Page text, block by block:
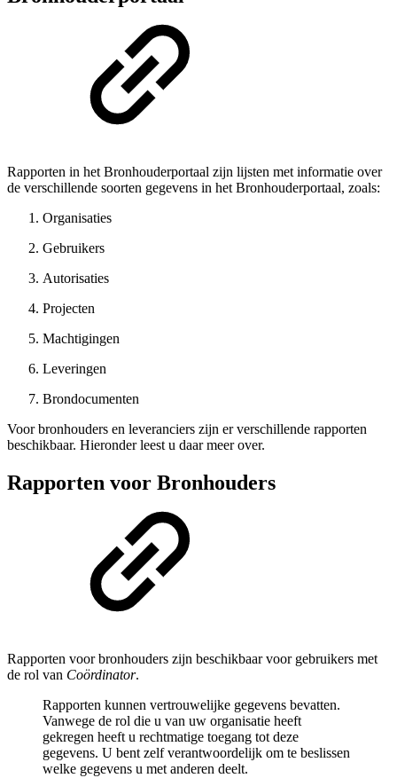
Rapporten in het Bronhouderportaal zijn lijsten met informatie over
de verschillende soorten gegevens in het Bronhouderportaal, zoals:
Organisaties
Gebruikers
Autorisaties
Projecten
Machtigingen
Leveringen
Brondocumenten
Voor bronhouders en leveranciers zijn er verschillende rapporten
beschikbaar. Hieronder leest u daar meer over.
Rapporten voor Bronhouders
Rapporten voor bronhouders zijn beschikbaar voor gebruikers met
de rol van Coördinator.
Rapporten kunnen vertrouwelijke gegevens bevatten.
Vanwege de rol die u van uw organisatie heeft
gekregen heeft u rechtmatige toegang tot deze
gegevens. U bent zelf verantwoordelijk om te beslissen
welke gegevens u met anderen deelt.